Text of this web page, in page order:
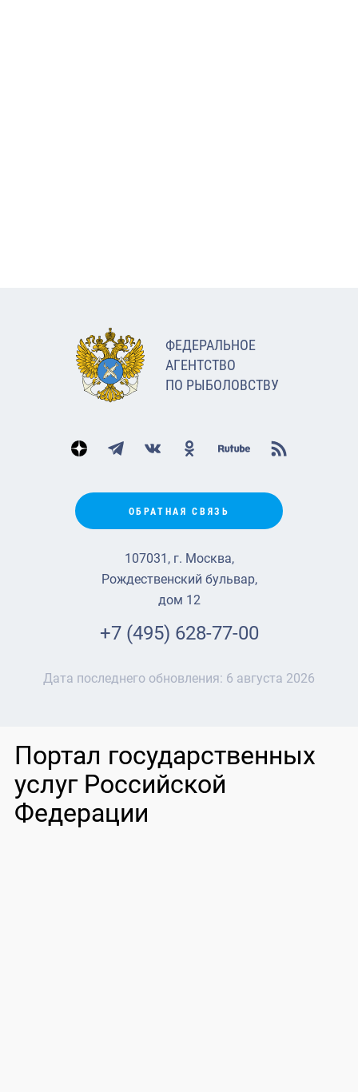
ФЕДЕРАЛЬНОЕ
АГЕНТСТВО
ПО РЫБОЛОВСТВУ
ОБРАТНАЯ СВЯЗЬ
107031, г. Москва,
Рождественский бульвар,
дом 12
+7 (495) 628-77-00
Дата последнего обновления: 6 августа 2026
Портал государственных
услуг Российской
Федерации